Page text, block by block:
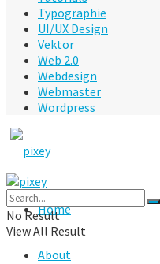
Typographie
UI/UX Design
Vektor
Web 2.0
Webdesign
Webmaster
Wordpress
Home
About
No Result
View All Result